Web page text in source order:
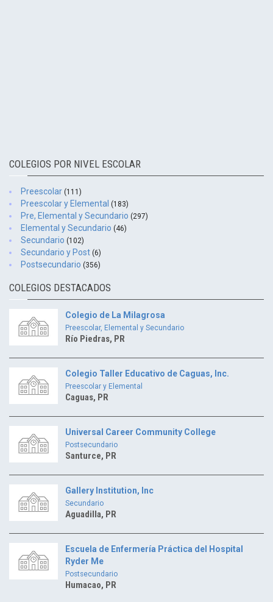
COLEGIOS POR NIVEL ESCOLAR
Preescolar (111)
Preescolar y Elemental (183)
Pre, Elemental y Secundario (297)
Elemental y Secundario (46)
Secundario (102)
Secundario y Post (6)
Postsecundario (356)
COLEGIOS DESTACADOS
Colegio de La Milagrosa
Preescolar, Elemental y Secundario
Río Piedras, PR
Colegio Taller Educativo de Caguas, Inc.
Preescolar y Elemental
Caguas, PR
Universal Career Community College
Postsecundario
Santurce, PR
Gallery Institution, Inc
Secundario
Aguadilla, PR
Escuela de Enfermería Práctica del Hospital
Ryder Me
Postsecundario
Humacao, PR